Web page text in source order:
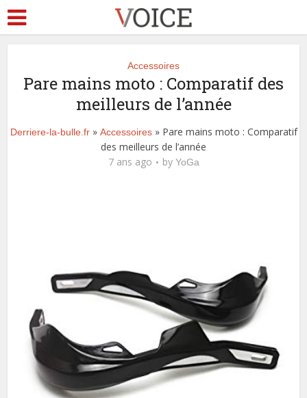
Accessoires
Pare mains moto : Comparatif des
meilleurs de l’année
Derriere-la-bulle.fr» Accessoires» Pare mains moto : Comparatif
des meilleurs de l’année
7 ans ago
by YoGa